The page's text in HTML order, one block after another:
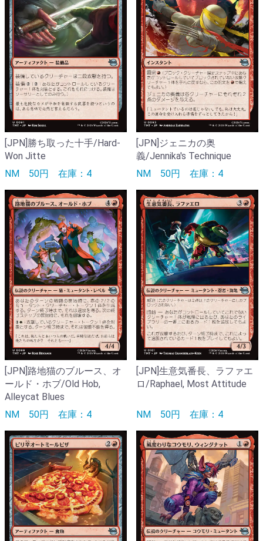
[JPN]勝ち取った十手/Hard-
Won Jitte
NM 50円 在庫：4
[JPN]ジェニカの奥
義/Jennika's Technique
NM 50円 在庫：4
[JPN]路地猫のブルース、オ
ールド・ホブ/Old Hob,
Alleycat Blues
NM 50円 在庫：4
[JPN]生意気番長、ラファエ
ロ/Raphael, Most Attitude
NM 50円 在庫：4